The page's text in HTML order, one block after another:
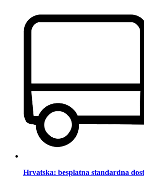
Hrvatska: besplatna standardna